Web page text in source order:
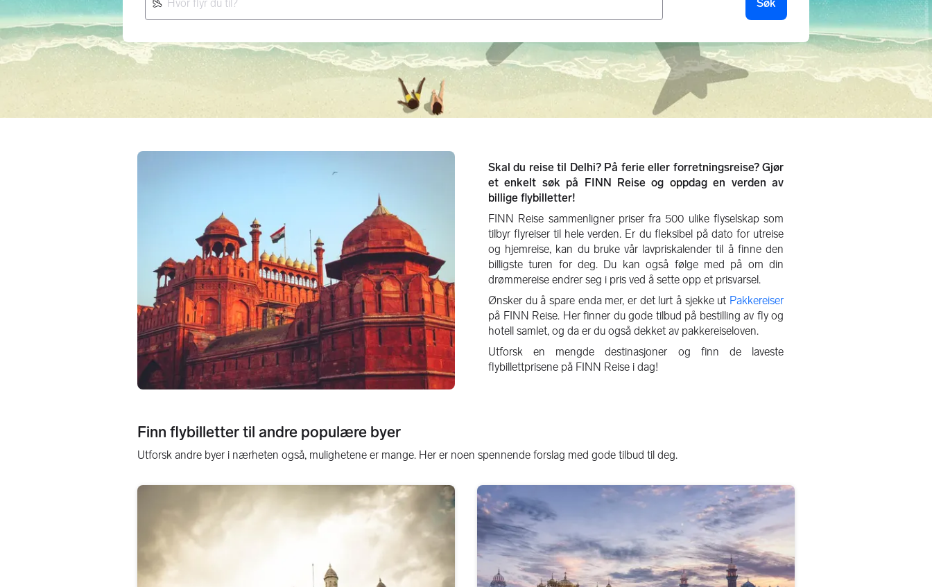
Søk
Om Delhi
Skal du reise til Delhi? På ferie eller forretningsreise? Gjør
et enkelt søk på FINN Reise og oppdag en verden av
billige flybilletter!
FINN Reise sammenligner priser fra 500 ulike flyselskap som
tilbyr flyreiser til hele verden. Er du fleksibel på dato for utreise
og hjemreise, kan du bruke vår lavpriskalender til å finne den
billigste turen for deg. Du kan også følge med på om din
drømmereise endrer seg i pris ved å sette opp et prisvarsel.
Ønsker du å spare enda mer, er det lurt å sjekke ut Pakkereiser
på FINN Reise. Her finner du gode tilbud på bestilling av fly og
hotell samlet, og da er du også dekket av pakkereiseloven.
Utforsk en mengde destinasjoner og finn de laveste
flybillettprisene på FINN Reise i dag!
Finn flybilletter til andre populære byer
Utforsk andre byer i nærheten også, mulighetene er mange. Her er noen spennende forslag med gode tilbud til deg.